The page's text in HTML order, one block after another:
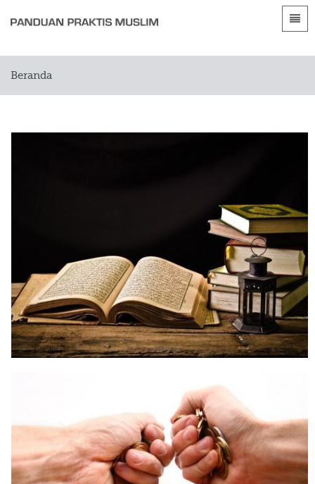
Pengantar Shqip
azərbaycan
Français
Hausa
Bahasa Indonesia
Қазақ
Somali
Kiswahili
BerandaSUMBER-SUMBER PENSYARIATAN
LIMA PERKARA FUNDAMENTAL